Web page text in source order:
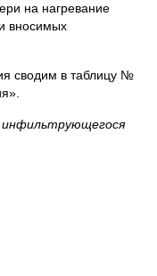
на нагревание
вносимых
сводим в таблицу №